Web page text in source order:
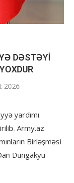
DƏSTƏYI
2026
yardımı
Army.az
Birləşməsi
Dungakyu